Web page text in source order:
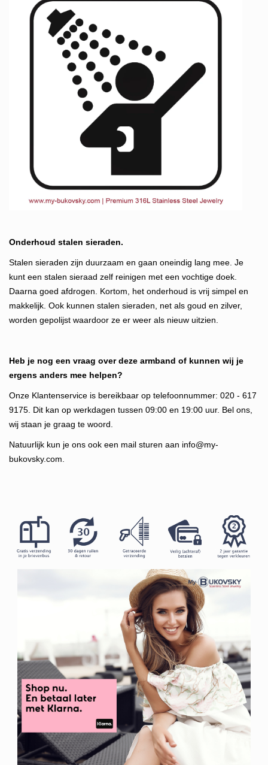
Onderhoud stalen sieraden.
Stalen sieraden zijn duurzaam en gaan oneindig lang mee. Je
kunt een stalen sieraad zelf reinigen met een vochtige doek.
Daarna goed afdrogen. Kortom, het onderhoud is vrij simpel en
makkelijk. Ook kunnen stalen sieraden, net als goud en zilver,
worden gepolijst waardoor ze er weer als nieuw uitzien.
Heb je nog een vraag over deze armband of kunnen wij je
ergens anders mee helpen?
Onze Klantenservice is bereikbaar op telefoonnummer: 020 - 617
9175. Dit kan op werkdagen tussen 09:00 en 19:00 uur. Bel ons,
wij staan je graag te woord.
Natuurlijk kun je ons ook een mail sturen aan info@my-
bukovsky.com